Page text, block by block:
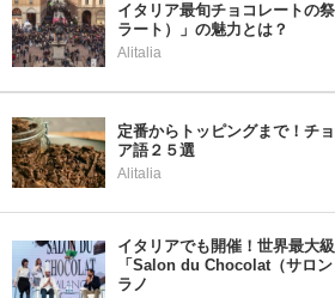
イタリア最旬チョコレートの
ラート）」の魅力とは？
Alitalia
定番からトッピングまで！チ
ア語２５選
Alitalia
イタリアでも開催！世界最大
「Salon du Chocolat（サロ
ラノ